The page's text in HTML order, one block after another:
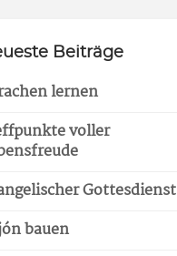
Beiträge
lernen
voller
Gottesdienst
bauen